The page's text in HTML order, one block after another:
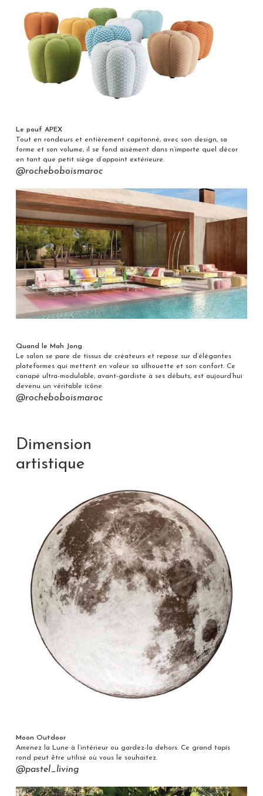
Le pouf APEX
Tout en rondeurs et entièrement capitonné, avec son design, sa
forme et son volume, il se fond aisément dans n’importe quel décor
en tant que petit siège d’appoint extérieure.
@rocheboboismaroc
Quand le Mah Jong
Le salon se pare de tissus de créateurs et repose sur d’élégantes
plateformes qui mettent en valeur sa silhouette et son confort. Ce
canapé ultra-modulable, avant-gardiste à ses débuts, est aujourd’hui
devenu un véritable icône.
@rocheboboismaroc
Dimension
artistique
Moon Outdoor
Amenez la Lune à l’intérieur ou gardez-la dehors. Ce grand tapis
rond peut être utilisé où vous le souhaitez.
@pastel_living